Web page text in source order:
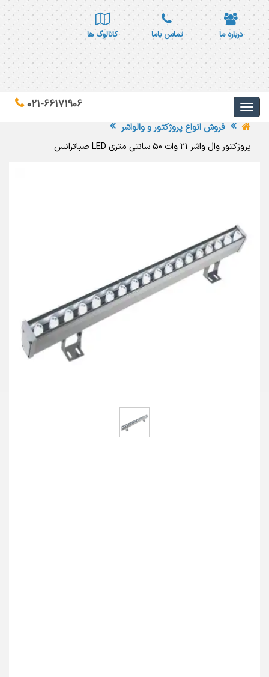
درباره ما تماس باما کاتالوگ ها
021-66171906
فروش انواع پروژکتور و والواشر
پروژکتور وال واشر 21 وات 50 سانتی متری LED صباترانس